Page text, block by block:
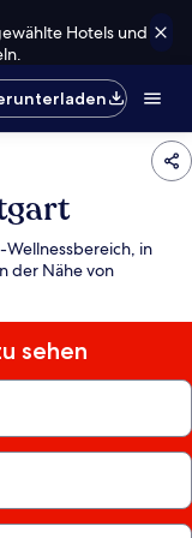
Hotels und
in
der Nähe von
sehen